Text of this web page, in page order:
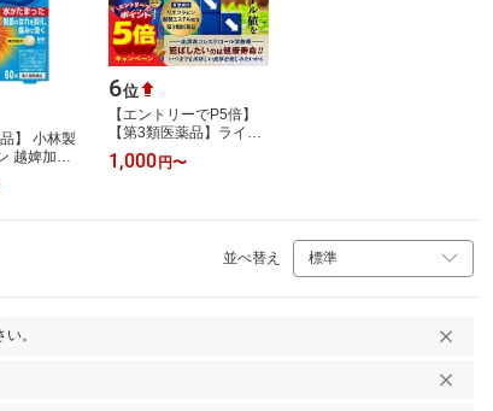
】 小林製
越婢加朮
る 1個/2
ひざの炎症
6位
【エントリーでP5倍】
【第3類医薬品】ライフ
ネオ 60カプセル メール
便送料無料 / コレステロ
1,000 円〜
並べ替え
。